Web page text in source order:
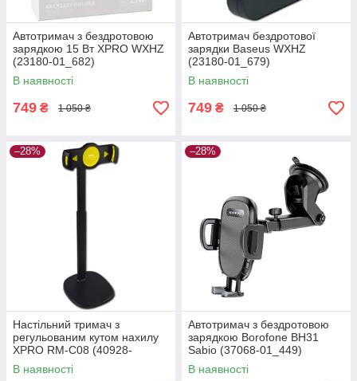
Автотримач з бездротовою
зарядкою 15 Вт XPRO WXHZ
(23180-01_682)
В наявності
749 ₴ 1 050 ₴
Автотримач бездротової
зарядки Baseus WXHZ
(23180-01_679)
В наявності
749 ₴ 1 050 ₴
–28%
Настільний тримач з
регульованим кутом нахилу
XPRO RM-C08 (40928-
01_362)
В наявності
–28%
Автотримач з бездротовою
зарядкою Borofone BH31
Sabio (37068-01_449)
В наявності